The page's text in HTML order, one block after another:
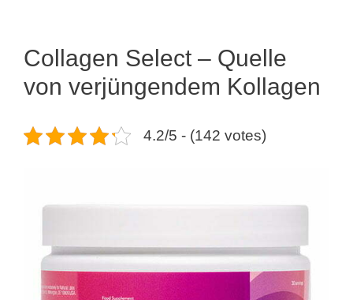
Collagen Select – Quelle
von verjüngendem Kollagen
4.2/5 - (142 votes)